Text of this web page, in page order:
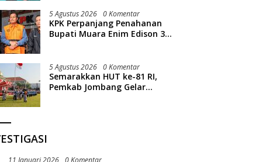
5 Agustus 2026 0 Komentar
KPK Perpanjang Penahanan
Bupati Muara Enim Edison 30
5 Agustus 2026 0 Komentar
Semarakkan HUT ke-81 RI,
Pemkab Jombang Gelar
11 Januari 2026 0 Komentar